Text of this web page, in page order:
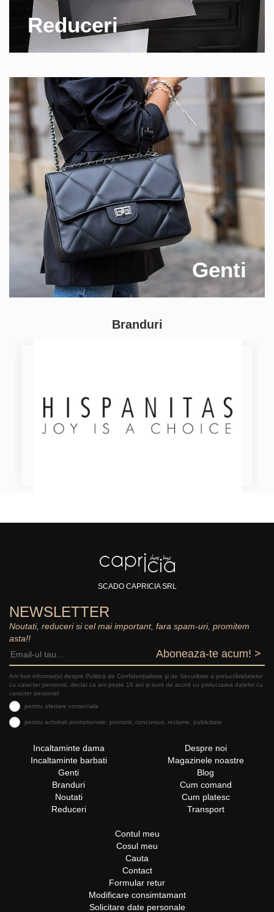
Reduceri
Genti
Branduri
SCADO CAPRICIA SRL
NEWSLETTER
Noutati, reduceri si cel mai important, fara spam-uri, promitem
asta!!
Aboneaza-te acum! >
Am fost informat(a) despre Politica de Confidențialitate şi de Securitate a prelucrăriidatelor
cu caracter personal, declar ca am peste 16 ani și sunt de acord cu prelucrarea datelor cu
caracter personal:
pentru ofertare comerciala
pentru activitati promotionale: promotii, concursuri, reclame, publicitate
Incaltaminte dama
Incaltaminte barbati
Genti
Branduri
Noutati
Reduceri
Despre noi
Magazinele noastre
Blog
Cum comand
Cum platesc
Transport
Contul meu
Cosul meu
Cauta
Contact
Formular retur
Modificare consimtamant
Solicitare date personale